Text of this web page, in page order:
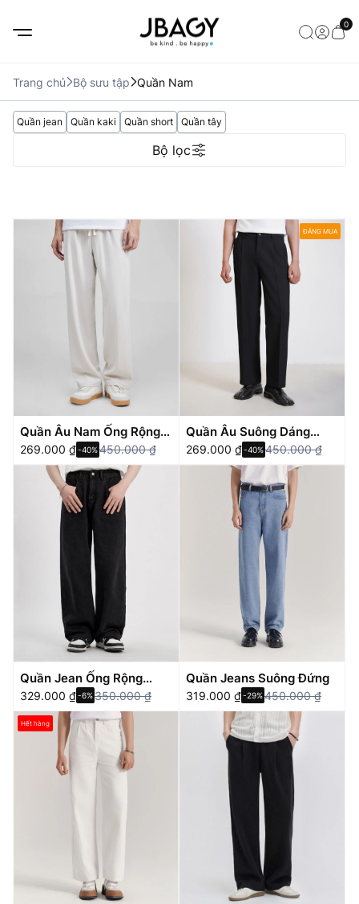
0
Trang chủ Bộ sưu tập Quần Nam
Quần jean Quần kaki Quần short Quần tây
Bộ lọc
Quần Âu Nam Ống Rộng
Lụa Cotton – Wide Pants
269.000 ₫ 450.000₫
-40%
ĐÁNG MUA
Quần Âu Suông Dáng
Đứng
269.000 ₫ 450.000₫
-40%
Quần Jean Ống Rộng
JBAGY Dáng Suông Cạp
Chun
329.000 ₫ 350.000₫
-6%
Quần Jeans Suông Đứng
319.000 ₫ 450.000₫
-29%
Hết hàng